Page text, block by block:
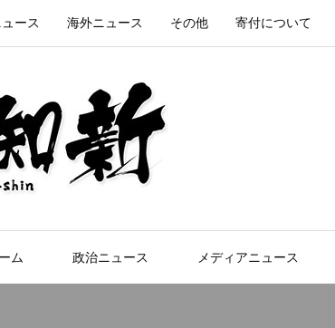
ース 海外ニュース その他 寄付について
ム 政治ニュース メディアニュース